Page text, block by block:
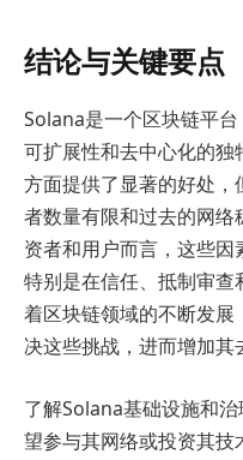
结论与关键要点
Solana是一个区块链平
可扩展性和去中心化的
方面提供了显著的好处
者数量有限和过去的网
资者和用户而言，这些因
特别是在信任、抵制审
着区块链领域的不断发
决这些挑战，进而增加其
了解Solana基础设施和
望参与其网络或投资其